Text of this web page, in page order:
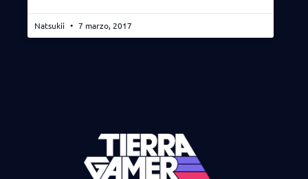
Natsukii 7 marzo, 2017